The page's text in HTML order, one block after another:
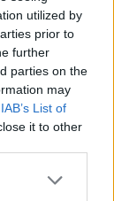
utilized by
prior to
further
parties on the
may
IAB’s List of
it to other
Google
EGY SOR